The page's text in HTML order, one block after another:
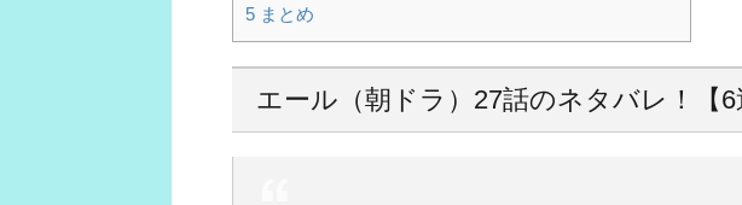
5 まとめ
エール（朝ドラ）27話のネタバレ！【6